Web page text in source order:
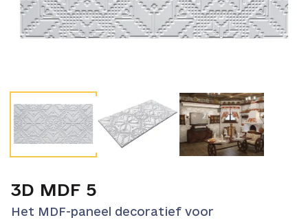
3D MDF 5
Het MDF-paneel decoratief voor